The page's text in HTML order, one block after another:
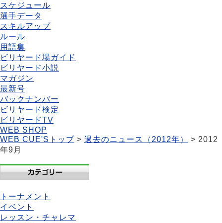
スケジュール
選手データ
スキルアップ
ルール
用語集
ビリヤード場ガイド
ビリヤード小説
マガジン
最新号
バックナンバー
ビリヤード検定
ビリヤードTV
WEB SHOP
WEB CUE'Sトップ > 過去のニュース（2012年）
> 2012
年9月
トーナメント
イベント
レッスン・チャレマ